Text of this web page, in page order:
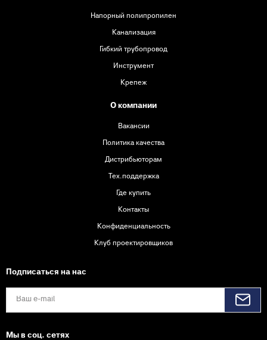
Напорный полипропилен
Канализация
Гибкий трубопровод
Инструмент
Крепеж
О компании
Вакансии
Политика качества
Дистрибьюторам
Тех.поддержка
Где купить
Контакты
Конфиденциальность
Клуб проектировщиков
Подписаться на нас
Мы в соц. сетях